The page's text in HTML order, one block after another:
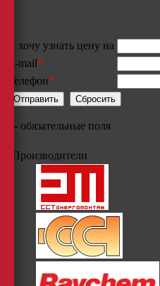
Я хочу узнать цену на
E-mail*
Телефон*
- обязательные поля
Производители